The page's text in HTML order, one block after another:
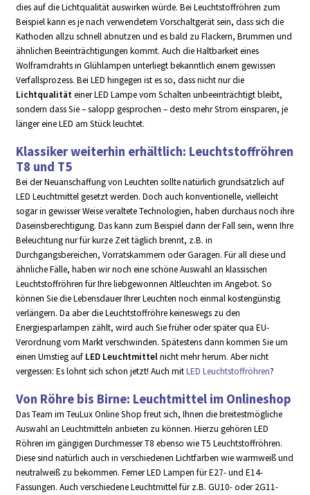
dies auf die Lichtqualität auswirken würde. Bei Leuchtstoffröhren zum
Beispiel kann es je nach verwendetem Vorschaltgerät sein, dass sich die
Kathoden allzu schnell abnutzen und es bald zu Flackern, Brummen und
ähnlichen Beeinträchtigungen kommt. Auch die Haltbarkeit eines
Wolframdrahts in Glühlampen unterliegt bekanntlich einem gewissen
Verfallsprozess. Bei LED hingegen ist es so, dass nicht nur die
Lichtqualitäteiner LED Lampe vom Schalten unbeeinträchtigt bleibt,
sondern dass Sie – salopp gesprochen – desto mehr Strom einsparen, je
länger eine LED am Stück leuchtet.
Klassiker weiterhin erhältlich: Leuchtstoffröhren
T8 und T5
Bei der Neuanschaffung von Leuchten sollte natürlich grundsätzlich auf
LED Leuchtmittel gesetzt werden. Doch auch konventionelle, vielleicht
sogar in gewisser Weise veraltete Technologien, haben durchaus noch ihre
Daseinsberechtigung. Das kann zum Beispiel dann der Fall sein, wenn Ihre
Beleuchtung nur für kurze Zeit täglich brennt, z.B. in
Durchgangsbereichen, Vorratskammern oder Garagen. Für all diese und
ähnliche Fälle, haben wir noch eine schöne Auswahl an klassischen
Leuchtstoffröhren für Ihre liebgewonnen Altleuchten im Angebot. So
können Sie die Lebensdauer Ihrer Leuchten noch einmal kostengünstig
verlängern. Da aber die Leuchtstoffröhre keineswegs zu den
Energiesparlampen zählt, wird auch Sie früher oder später qua EU-
Verordnung vom Markt verschwinden. Spätestens dann kommen Sie um
einen Umstieg auf LED Leuchtmittelnicht mehr herum. Aber nicht
vergessen: Es lohnt sich schon jetzt! Auch mitLED Leuchtstoffröhren?
Von Röhre bis Birne: Leuchtmittel im Onlineshop
Das Team im TeuLux Online Shop freut sich, Ihnen die breitestmögliche
Auswahl an Leuchtmitteln anbieten zu können. Hierzu gehören LED
Röhren im gängigen Durchmesser T8 ebenso wie T5 Leuchtstoffröhren.
Diese sind natürlich auch in verschiedenen Lichtfarben wie warmweiß und
neutralweiß zu bekommen. Ferner LED Lampen für E27- und E14-
Fassungen. Auch verschiedene Leuchtmittel für z.B. GU10- oder 2G11-